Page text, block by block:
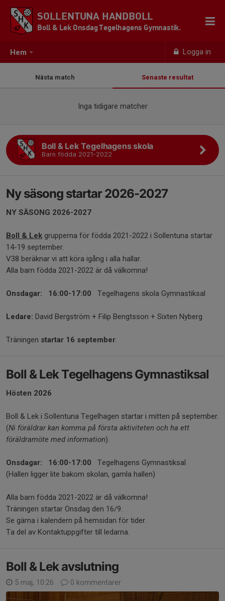
Hem Logga in
SOLLENTUNA HANDBOLL
Boll & Lek Onsdag Tegelhagens Gymnastik.
Nästa match Senaste resultat
Inga tidigare matcher
Boll & Lek Tegelhagens skola
Barn födda 2021-2022
Ny säsong startar 2026-2027
NY SÄSONG 2026-2027
Boll & Lek grupperna för födda 2021-2022 i Sollentuna startar
14-19 september.
V38 beräknar vi att köra igång i alla hallar.
Alla barn födda 2021-2022 är då välkomna!
Onsdagar: 16:00-17:00 Tegelhagens skola Gymnastiksal
Ledare: David Bergström + Filip Bengtsson + Sixten Nyberg
Träningen startar 16 september.
Boll & Lek Tegelhagens Gymnastiksal
Hösten 2026
Boll & Lek i Sollentuna Tegelhagen startar i mitten på september.
(Ni föräldrar kan komma på första aktiviteten och ha ett
föräldramöte med information).
Onsdagar: 16:00-17:00 Tegelhagens Gymnastiksal
(Hallen ligger lite bakom skolan, gamla hallen)
Alla barn födda 2021-2022 är då välkomna!
Träningen startar Onsdag den 16/9.
Se gärna i kalendern på hemsidan för tider.
Ta del av Kontaktuppgifter till ledarna.
Boll & Lek avslutning
5 maj, 10:26 0 kommentarer